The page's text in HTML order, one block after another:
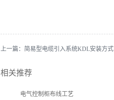
上一篇： 简易型电缆引入系统KDL安装方式
相关推荐
电气控制柜布线工艺